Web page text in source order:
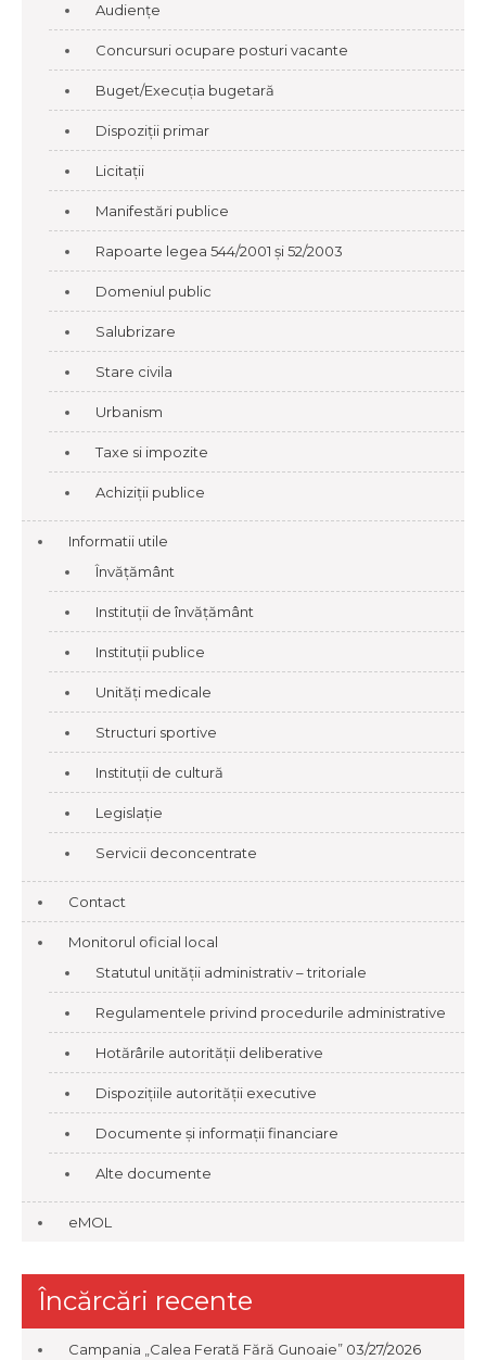
Audiențe
Concursuri ocupare posturi vacante
Buget/Execuția bugetară
Dispoziții primar
Licitații
Manifestări publice
Rapoarte legea 544/2001 și 52/2003
Domeniul public
Salubrizare
Stare civila
Urbanism
Taxe si impozite
Achiziții publice
Informatii utile
Învățământ
Instituții de învățământ
Instituții publice
Unități medicale
Structuri sportive
Instituții de cultură
Legislație
Servicii deconcentrate
Contact
Monitorul oficial local
Statutul unității administrativ – tritoriale
Regulamentele privind procedurile administrative
Hotărârile autorității deliberative
Dispozițiile autorității executive
Documente și informații financiare
Alte documente
eMOL
Încărcări recente
Campania „Calea Ferată Fără Gunoaie” 03/27/2026